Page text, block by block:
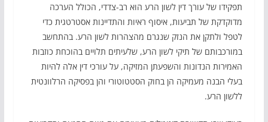
תפקידו של עורך דין לשון הרע הוא רב-צדדי, הכולל הערכה
מדוקדקת של תביעות, איסוף ראיות והתדיינות אסטרטגית כדי
לטפל ולתקן את הנזק שנגרם מהצהרות לשון הרע. בהתחשב
במורכבותם של תיקי לשון הרע, שלעיתים תלויים בהוכחת כוזבות
האמירות הנדונות והשפעתן המזיקה, על עורכי דין אלה להיות
בעלי הבנה מעמיקה הן בחוק הסטטוטורי והן בפסיקה הרלוונטית
ללשון הרע.